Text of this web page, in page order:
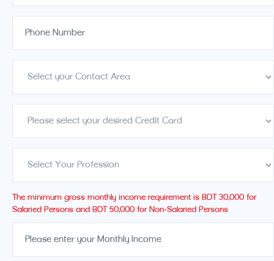
The minimum gross monthly income requirement is BDT 30,000 for
Salaried Persons and BDT 50,000 for Non-Salaried Persons